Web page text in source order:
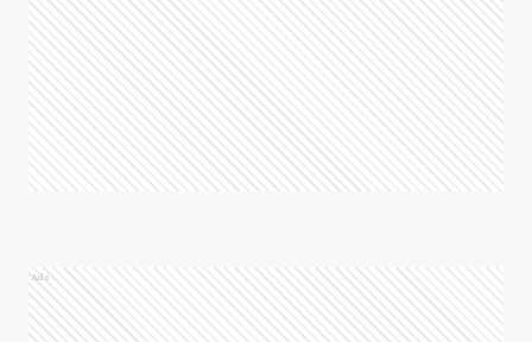
Ads